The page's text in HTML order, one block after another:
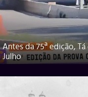
Antes da 75ª edição,
Julho